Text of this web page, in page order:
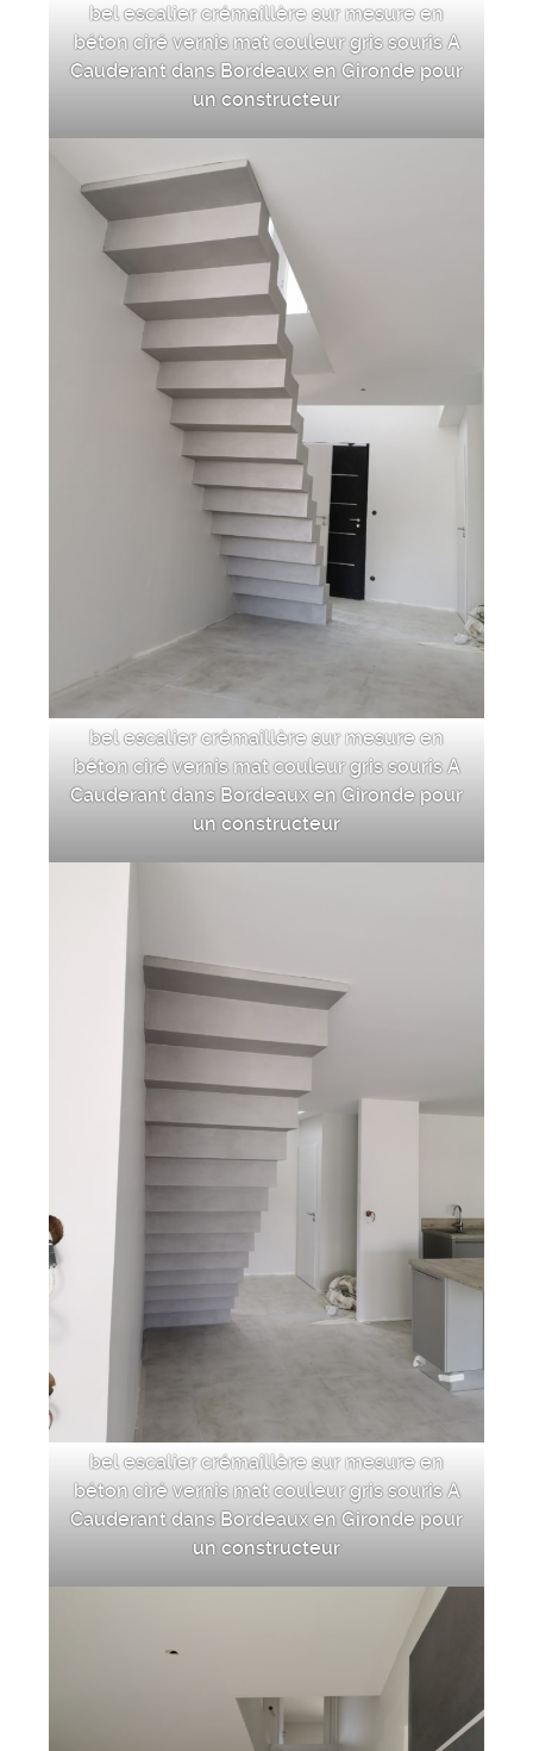
bel escalier crémaillère sur mesure en
béton ciré vernis mat couleur gris souris A
Cauderant dans Bordeaux en Gironde pour
un constructeur
bel escalier crémaillère sur mesure en
béton ciré vernis mat couleur gris souris A
Cauderant dans Bordeaux en Gironde pour
un constructeur
bel escalier crémaillère sur mesure en
béton ciré vernis mat couleur gris souris A
Cauderant dans Bordeaux en Gironde pour
un constructeur